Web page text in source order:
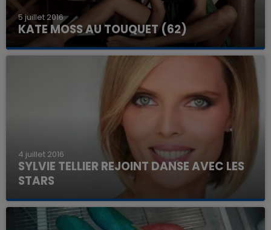
5 juillet 2016
KATE MOSS AU TOUQUET (62)
4 juillet 2016
SYLVIE TELLIER REJOINT DANSE AVEC LES
STARS